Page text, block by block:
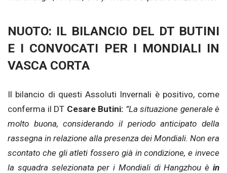
NUOTO: IL BILANCIO DEL DT BUTINI
E I CONVOCATI PER I MONDIALI IN
VASCA CORTA
Il bilancio di questi Assoluti Invernali è positivo, come
conferma il DT Cesare Butini: ”La situazione generale è
molto buona, considerando il periodo anticipato della
rassegna in relazione alla presenza dei Mondiali. Non era
scontato che gli atleti fossero già in condizione, e invece
la squadra selezionata per i Mondiali di Hangzhou è in